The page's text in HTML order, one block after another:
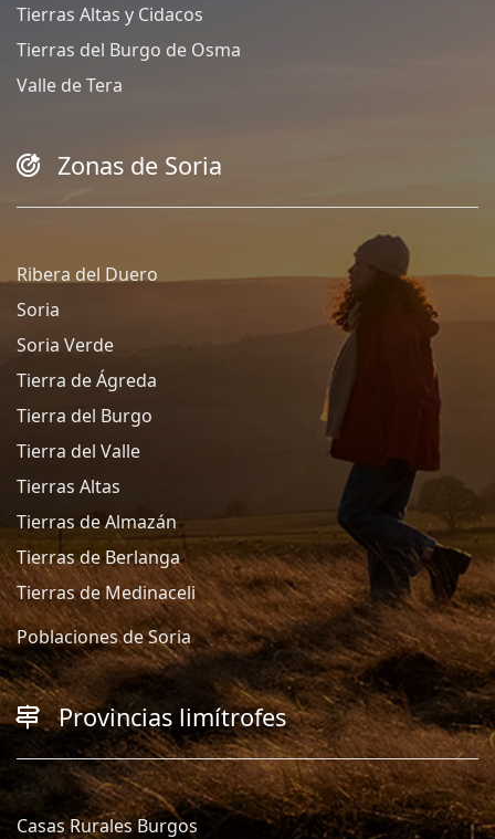
Tierras Altas y Cidacos
Tierras del Burgo de Osma
Valle de Tera
Zonas de Soria
Ribera del Duero
Soria
Soria Verde
Tierra de Ágreda
Tierra del Burgo
Tierra del Valle
Tierras Altas
Tierras de Almazán
Tierras de Berlanga
Tierras de Medinaceli
Poblaciones de Soria
Provincias limítrofes
Casas Rurales Burgos